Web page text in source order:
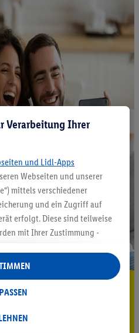
sparen³²ᵃ
Verarbeitung Ihrer
und Lidl-Apps
Webseiten und unserer
mittels verschiedener
und ein Zugriff auf
erfolgt. Diese sind teilweise
mit Ihrer Zustimmung -
mit dem IAB TCF
Werbung
Werbung werden